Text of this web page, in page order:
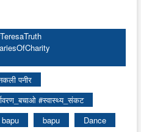
पनीर
#स्वास्थ्य_संकट
bapu
Dance